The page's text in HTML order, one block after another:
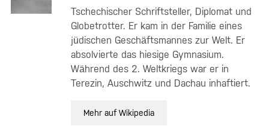
Tschechischer Schriftsteller, Diplomat und
Globetrotter. Er kam in der Familie eines
jüdischen Geschäftsmannes zur Welt. Er
absolvierte das hiesige Gymnasium.
Während des 2. Weltkriegs war er in
Terezin, Auschwitz und Dachau inhaftiert.
Mehr auf Wikipedia